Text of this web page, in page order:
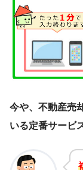
今や、不動産売
いる定番サービ